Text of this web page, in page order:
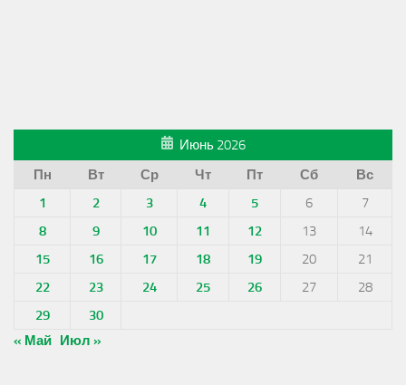
Июнь 2026
Пн
Вт Ср Чт Пт Сб
Вс
1
2 3 4 5 6
7
8
9 10 11 12 13
14
15
16 17 18 19 20
21
22
23 24 25 26 27
28
29
30
« Май Июл »